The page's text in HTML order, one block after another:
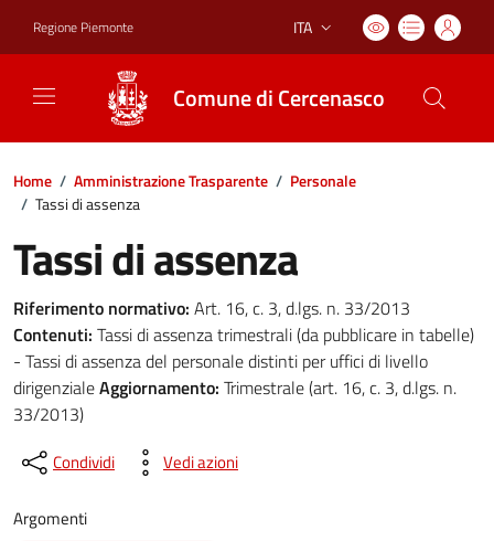
Regione Piemonte Lingua attiva:
ITA
Comune di Cercenasco
Home / Amministrazione Trasparente / Personale
/ Tassi di assenza
Tassi di assenza
Riferimento normativo: Art. 16, c. 3, d.lgs. n. 33/2013
Contenuti: Tassi di assenza trimestrali (da pubblicare in tabelle)
- Tassi di assenza del personale distinti per uffici di livello
dirigenzialeAggiornamento: Trimestrale (art. 16, c. 3, d.lgs. n.
33/2013)
Condividi Vedi azioni
Argomenti